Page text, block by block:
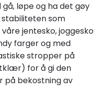
gå, løpe og ha det gøy
som
jentesko, joggesko
farger og med
stropper på
for å gi den
på bekostning av